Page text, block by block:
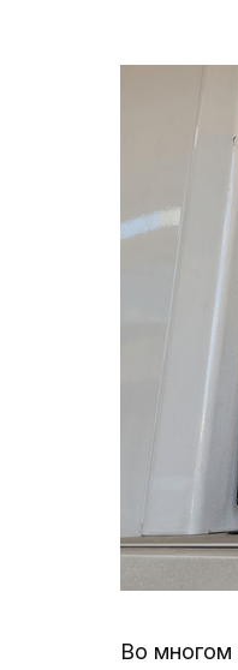
Во многом